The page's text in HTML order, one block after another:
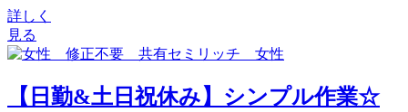
詳しく
見る
【日勤&土日祝休み】シンプル作業☆